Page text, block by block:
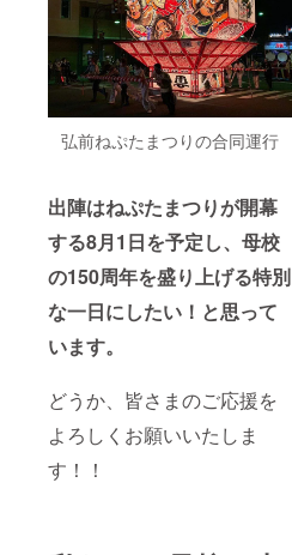
弘前ねぷたまつりの合同運行
出陣はねぷたまつりが開幕
する8月1日を予定し、母校
の150周年を盛り上げる特別
な一日にしたい！と思って
います。
どうか、皆さまのご応援を
よろしくお願いいたしま
す！！